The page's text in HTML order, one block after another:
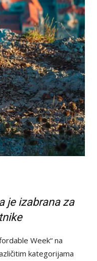
je izabrana za
Week“ na
kategorijama